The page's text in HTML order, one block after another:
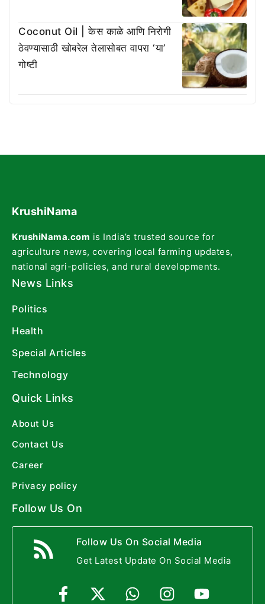
Coconut Oil | केस काळे आणि निरोगी
ठेवण्यासाठी खोबरेल तेलासोबत वापरा ‘या’
गोष्टी
KrushiNama
KrushiNama.com is India’s trusted source for
agriculture news, covering local farming updates,
national agri-policies, and rural developments.
News Links
Politics
Health
Special Articles
Technology
Quick Links
About Us
Contact Us
Career
Privacy policy
Follow Us On
Follow Us On Social Media
Get Latest Update On Social Media